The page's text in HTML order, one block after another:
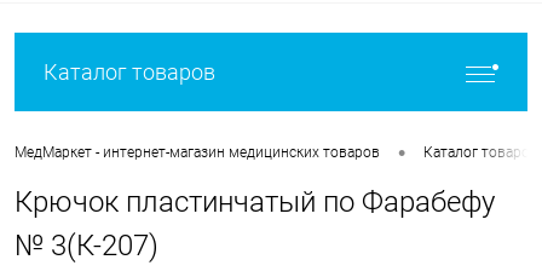
Каталог товаров
МедМаркет - интернет-магазин медицинских товаров • Каталог товаров
Крючок пластинчатый по Фарабефу
№ 3(К-207)